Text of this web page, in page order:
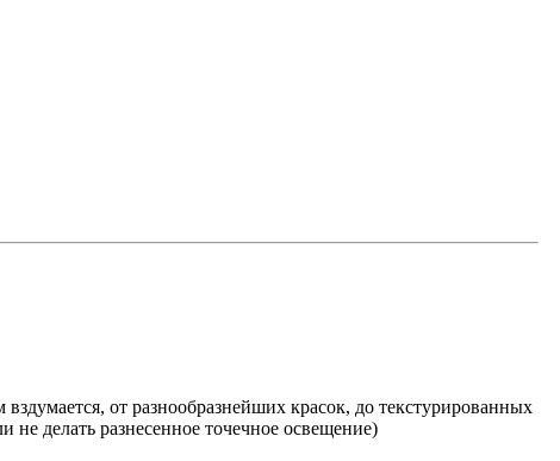
от разнообразнейших красок, до текстурированных
делать разнесенное точечное освещение)